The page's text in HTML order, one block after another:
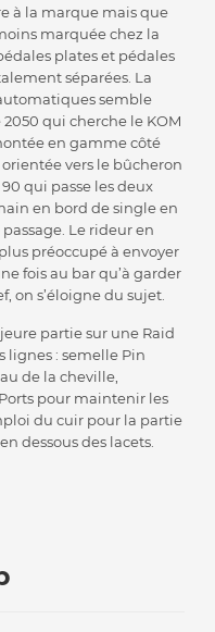
à la marque mais que
marquée chez la
plates et pédales
séparées. La
semble
qui cherche le KOM
en gamme côté
vers le bûcheron
qui passe les deux
en bord de single en
Le rideur en
préoccupé à envoyer
fois au bar qu’à garder
on s’éloigne du sujet.
partie sur une Raid
lignes : semelle Pin
de la cheville,
pour maintenir les
du cuir pour la partie
dessous des lacets.